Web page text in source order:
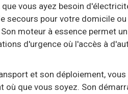
vous ayez besoin
secours pour votre domicile
moteur à essence permet
d'urgence où l'accès à
et son déploiement,
que vous soyez. Son